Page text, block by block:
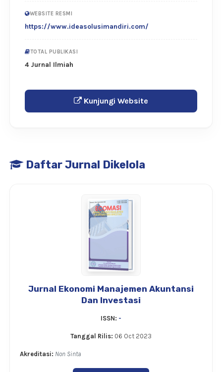
WEBSITE RESMI
https://www.ideasolusimandiri.com/
TOTAL PUBLIKASI
4 Jurnal Ilmiah
Kunjungi Website
Daftar Jurnal Dikelola
Jurnal Ekonomi Manajemen Akuntansi
Dan Investasi
ISSN: -
Tanggal Rilis: 06 Oct 2023
Akreditasi: Non Sinta